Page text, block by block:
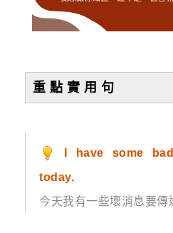
重 點 實 用 句
I have some
today.
今天我有一些壞消息要傳